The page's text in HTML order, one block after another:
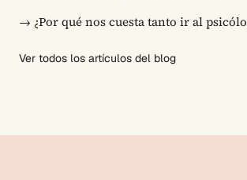
→ ¿Por qué nos cuesta tanto ir al
Ver todos los artículos del blog